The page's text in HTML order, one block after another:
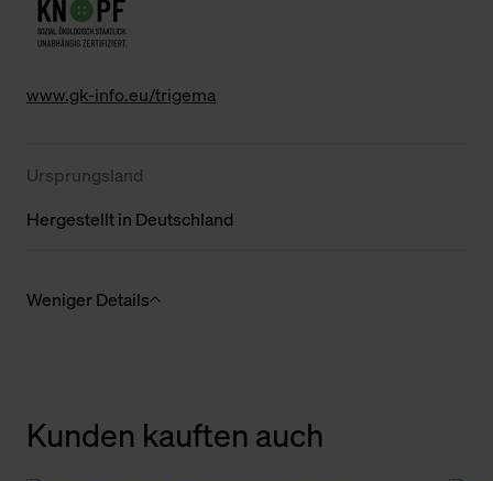
www.gk-info.eu/trigema
Ursprungsland
Hergestellt in Deutschland
Weniger Details
Kunden kauften auch